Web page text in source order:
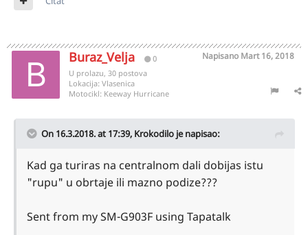
Buraz_Velja 0 Napisano Mart 16, 2018
U prolazu, 30 postova
Lokacija: Vlasenica
Motocikl: Keeway Hurricane
On 16.3.2018. at 17:39, Krokodilo je napisao:
Kad ga turiras na centralnom dali dobijas istu
"rupu" u obrtaje ili mazno podize???
Sent from my SM-G903F using Tapatalk